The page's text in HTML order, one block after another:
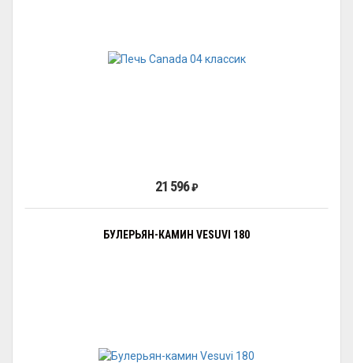
21 596₽
БУЛЕРЬЯН-КАМИН VESUVI 180